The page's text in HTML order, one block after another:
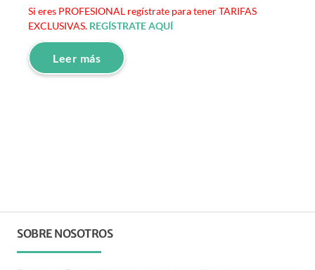
Si eres PROFESIONAL regístrate para tener TARIFAS
EXCLUSIVAS. REGÍSTRATE AQUÍ
Leer más
SOBRE NOSOTROS